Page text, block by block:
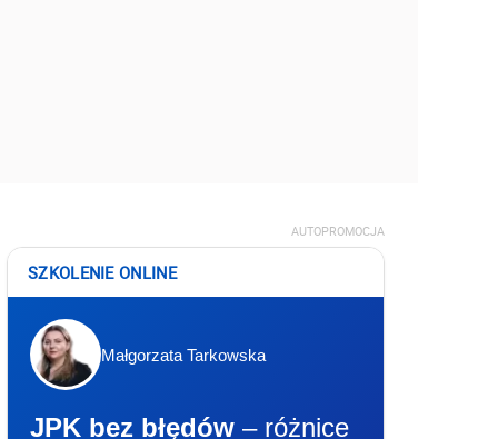
AUTOPROMOCJA
SZKOLENIE ONLINE
Małgorzata Tarkowska
JPK bez błędów – różnice